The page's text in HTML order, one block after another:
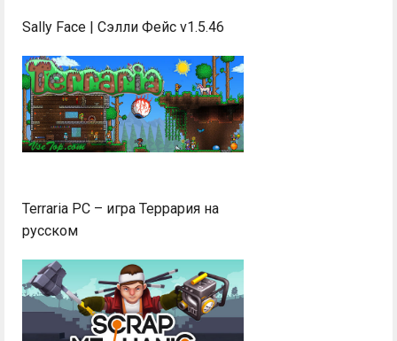
Sally Face | Сэлли Фейс v1.5.46
Terraria PC – игра Террария на
русском